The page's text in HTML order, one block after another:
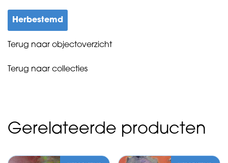
Herbestemd
Terug naar objectoverzicht
Terug naar collecties
Gerelateerde producten